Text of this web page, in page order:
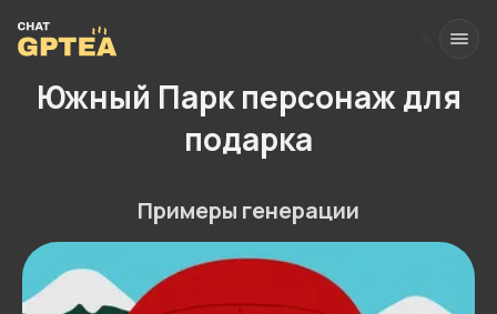
Южный Парк персонаж для
подарка
Примеры генерации